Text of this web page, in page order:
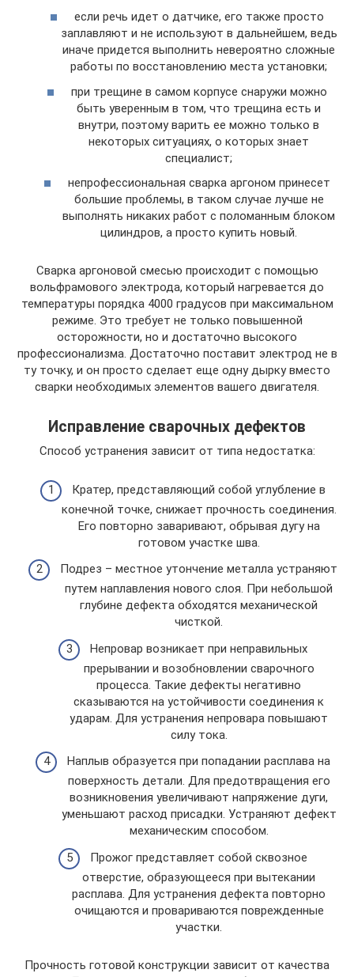
если речь идет о датчике, его также просто
заплавляют и не используют в дальнейшем, ведь
иначе придется выполнить невероятно сложные
работы по восстановлению места установки;
при трещине в самом корпусе снаружи можно
быть уверенным в том, что трещина есть и
внутри, поэтому варить ее можно только в
некоторых ситуациях, о которых знает
специалист;
непрофессиональная сварка аргоном принесет
большие проблемы, в таком случае лучше не
выполнять никаких работ с поломанным блоком
цилиндров, а просто купить новый.
Сварка аргоновой смесью происходит с помощью
вольфрамового электрода, который нагревается до
температуры порядка 4000 градусов при максимальном
режиме. Это требует не только повышенной
осторожности, но и достаточно высокого
профессионализма. Достаточно поставит электрод не в
ту точку, и он просто сделает еще одну дырку вместо
сварки необходимых элементов вашего двигателя.
Исправление сварочных дефектов
Способ устранения зависит от типа недостатка:
Кратер, представляющий собой углубление в
конечной точке, снижает прочность соединения.
Его повторно заваривают, обрывая дугу на
готовом участке шва.
Подрез – местное утончение металла устраняют
путем наплавления нового слоя. При небольшой
глубине дефекта обходятся механической
чисткой.
Непровар возникает при неправильных
прерывании и возобновлении сварочного
процесса. Такие дефекты негативно
сказываются на устойчивости соединения к
ударам. Для устранения непровара повышают
силу тока.
Наплыв образуется при попадании расплава на
поверхность детали. Для предотвращения его
возникновения увеличивают напряжение дуги,
уменьшают расход присадки. Устраняют дефект
механическим способом.
Прожог представляет собой сквозное
отверстие, образующееся при вытекании
расплава. Для устранения дефекта повторно
очищаются и провариваются поврежденные
участки.
Прочность готовой конструкции зависит от качества